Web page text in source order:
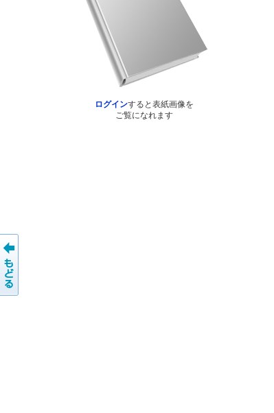
ログインすると表紙画像を
ご覧になれます